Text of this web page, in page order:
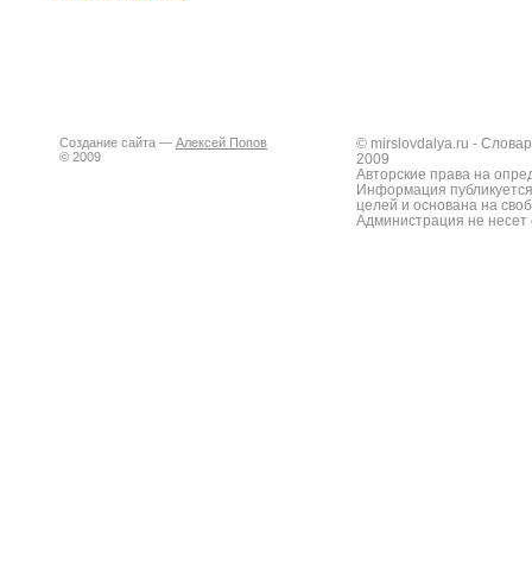
Создание сайта — Алексей Попов
© 2009
© mirslovdalya.ru -
2009
Авторские права на
Информация
целей и основана на
Администрация не несет